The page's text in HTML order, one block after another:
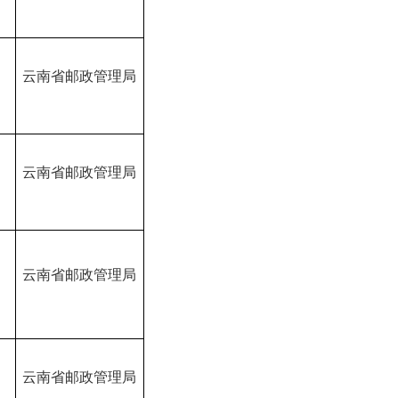
云南省邮政管理局
云南省邮政管理局
云南省邮政管理局
云南省邮政管理局